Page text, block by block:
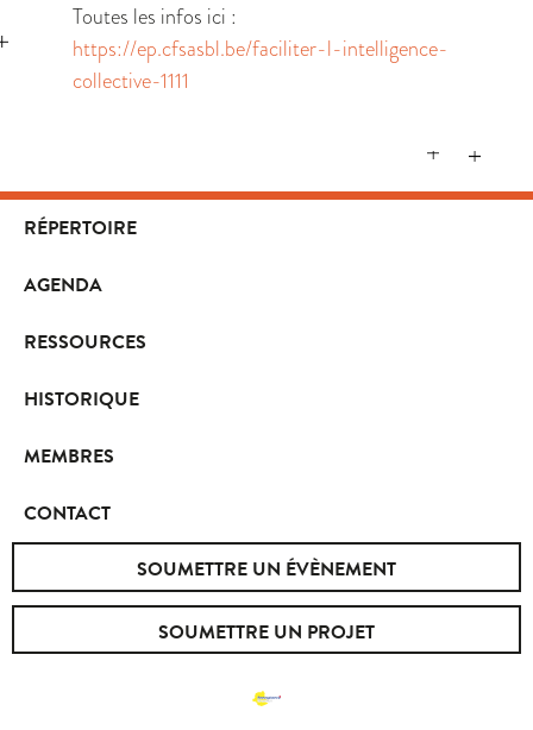
Toutes les infos ici :
https://ep.cfsasbl.be/faciliter-l-intelligence-
collective-1111
RÉPERTOIRE
AGENDA
RESSOURCES
HISTORIQUE
MEMBRES
CONTACT
SOUMETTRE UN ÉVÈNEMENT
SOUMETTRE UN PROJET